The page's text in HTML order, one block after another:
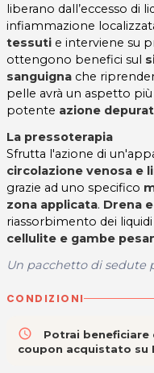
liberano dall’eccesso di
infiammazione
tessuti e interviene su
ottengono benefici sul
sanguigna che
pelle avrà un aspetto
potente azione
La pressoterapia
Sfrutta l'azione di
circolazione venosa e
grazie ad uno specifico
zona applicata. Drena
riassorbimento dei
cellulite e gambe
Un pacchetto di sedute
CONDIZIONI
access_time
Potrai
coupon acquistato su